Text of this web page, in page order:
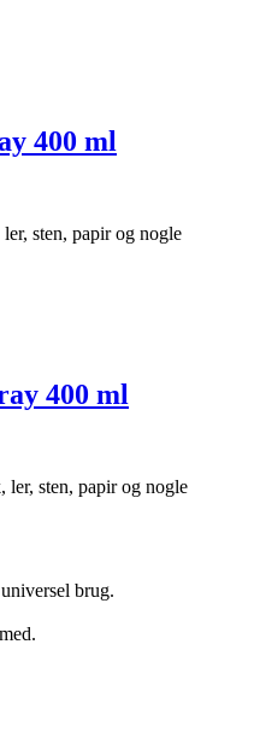
400 ml
sten, papir og nogle
400 ml
sten, papir og nogle
brug.